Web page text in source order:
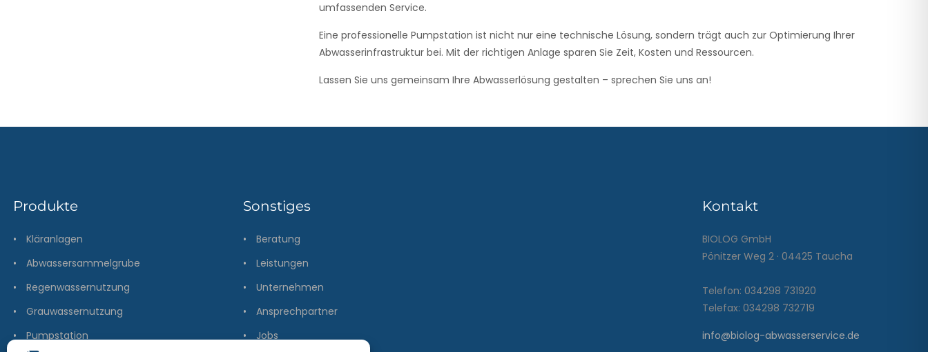
umfassenden Service.
Eine professionelle Pumpstation ist nicht nur eine technische Lösung, sondern trägt auch zur Optimierung Ihrer
Abwasserinfrastruktur bei. Mit der richtigen Anlage sparen Sie Zeit, Kosten und Ressourcen.
Lassen Sie uns gemeinsam Ihre Abwasserlösung gestalten – sprechen Sie uns an!
Produkte
•
Kläranlagen
•
Abwassersammelgrube
•
Regenwassernutzung
•
Grauwassernutzung
•
Pumpstation
Sonstiges
•
Beratung
•
Leistungen
•
Unternehmen
•
Ansprechpartner
•
Jobs
Kontakt
BIOLOG GmbH
Pönitzer Weg 2 · 04425 Taucha
Telefon: 034298 731920
Telefax: 034298 732719
info@biolog-abwasserservice.de